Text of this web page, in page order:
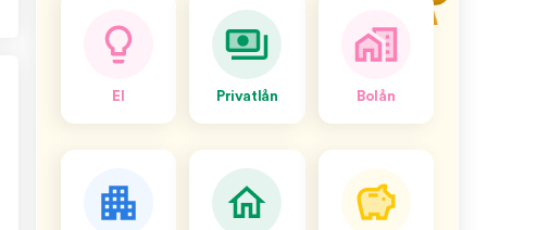
El Privatlån Bolån